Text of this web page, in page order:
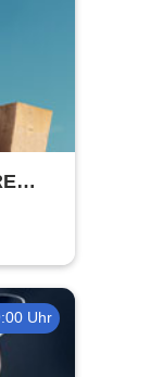
Uhr